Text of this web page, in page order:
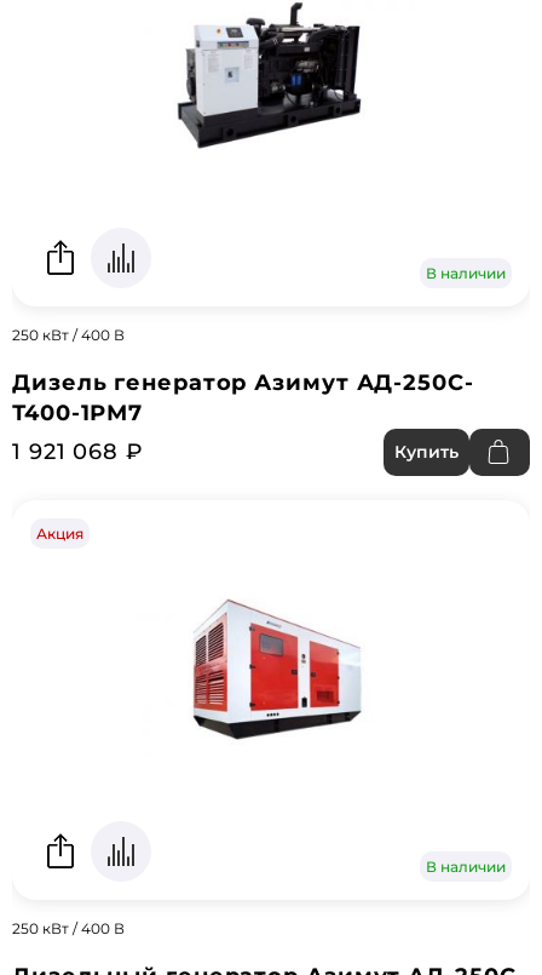
В наличии
250 кВт / 400 В
Дизель генератор Азимут АД-250С-
Т400-1РМ7
1 921 068 ₽
Купить
Акция
В наличии
250 кВт / 400 В